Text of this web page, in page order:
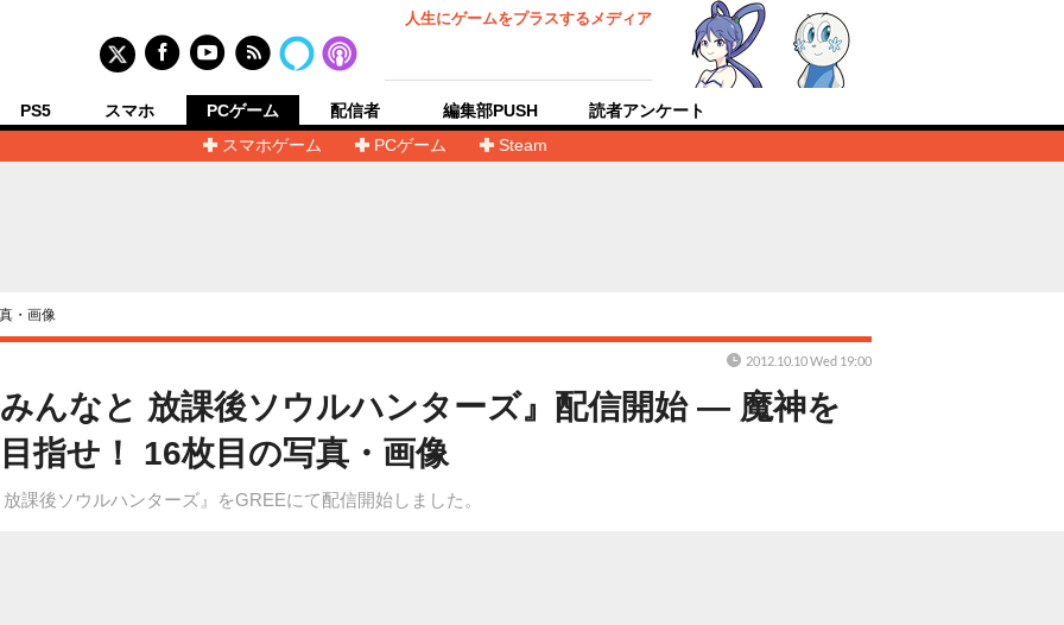
人生にゲームをプラスするメディア
PS5 スマホ
PCゲーム
スマホゲーム
PCゲーム Steam
配信者 編集部PUSH 読者アンケート
・画像
んなと 放課後ソウルハンターズ』配信開始 ― 魔神を
指せ！ 16枚目の写真・画像
課後ソウルハンターズ』をGREEにて配信開始しました。
2012.10.10 Wed 19:00